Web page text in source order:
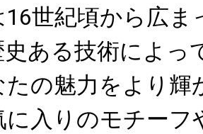
16世紀頃から広
ある技術によっ
たの魅力をより輝
に入りのモチーフ